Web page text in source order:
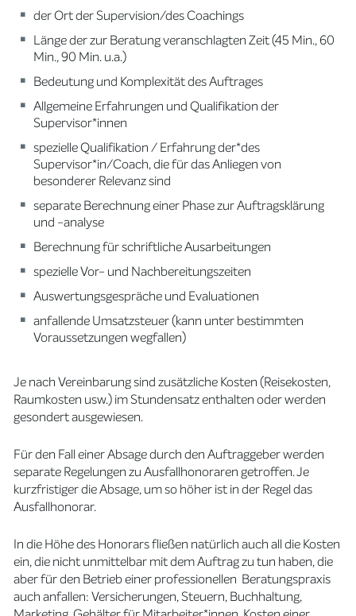
der Ort der Supervision/des Coachings
Länge der zur Beratung veranschlagten Zeit (45 Min., 60
Min., 90 Min. u.a.)
Bedeutung und Komplexität des Auftrages
Allgemeine Erfahrungen und Qualifikation der
Supervisor*innen
spezielle Qualifikation / Erfahrung der*des
Supervisor*in/Coach, die für das Anliegen von
besonderer Relevanz sind
separate Berechnung einer Phase zur Auftragsklärung
und -analyse
Berechnung für schriftliche Ausarbeitungen
spezielle Vor- und Nachbereitungszeiten
Auswertungsgespräche und Evaluationen
anfallende Umsatzsteuer (kann unter bestimmten
Voraussetzungen wegfallen)
Je nach Vereinbarung sind zusätzliche Kosten (Reisekosten,
Raumkosten usw.) im Stundensatz enthalten oder werden
gesondert ausgewiesen.
Für den Fall einer Absage durch den Auftraggeber werden
separate Regelungen zu Ausfallhonoraren getroffen. Je
kurzfristiger die Absage, um so höher ist in der Regel das
Ausfallhonorar.
In die Höhe des Honorars fließen natürlich auch all die Kosten
ein, die nicht unmittelbar mit dem Auftrag zu tun haben, die
aber für den Betrieb einer professionellen Beratungspraxis
auch anfallen: Versicherungen, Steuern, Buchhaltung,